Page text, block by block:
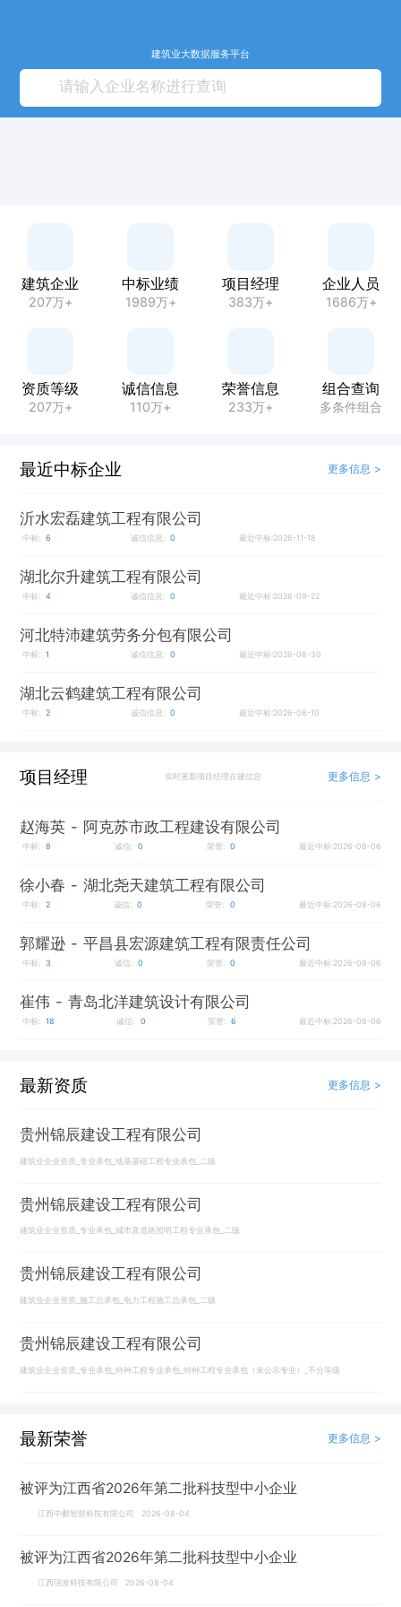
建筑业大数据服务平台
建筑企业
207万+
中标业绩
1989万+
项目经理
383万+
企业人员
1686万+
资质等级
207万+
诚信信息
110万+
荣誉信息
233万+
组合查询
多条件组合
最近中标企业 更多信息 >
沂水宏磊建筑工程有限公司
中标: 6 诚信信息: 0 最近中标:2026-11-18
湖北尔升建筑工程有限公司
中标: 4 诚信信息: 0 最近中标:2026-09-22
河北特沛建筑劳务分包有限公司
中标: 1 诚信信息: 0 最近中标:2026-08-30
湖北云鹤建筑工程有限公司
中标: 2 诚信信息: 0 最近中标:2026-08-10
项目经理 实时更新项目经理在建信息 更多信息 >
赵海英 - 阿克苏市政工程建设有限公司
中标: 8 诚信: 0 荣誉: 0 最近中标:2026-08-06
徐小春 - 湖北尧天建筑工程有限公司
中标: 2 诚信: 0 荣誉: 0 最近中标:2026-08-06
郭耀逊 - 平昌县宏源建筑工程有限责任公司
中标: 3 诚信: 0 荣誉: 0 最近中标:2026-08-06
崔伟 - 青岛北洋建筑设计有限公司
中标: 18 诚信: 0 荣誉: 6 最近中标:2026-08-06
最新资质 更多信息 >
贵州锦辰建设工程有限公司
建筑业企业资质_专业承包_地基基础工程专业承包_二级
贵州锦辰建设工程有限公司
建筑业企业资质_专业承包_城市及道路照明工程专业承包_二级
贵州锦辰建设工程有限公司
建筑业企业资质_施工总承包_电力工程施工总承包_二级
贵州锦辰建设工程有限公司
建筑业企业资质_专业承包_特种工程专业承包_特种工程专业承包（未公示专业）_不分等级
最新荣誉 更多信息 >
被评为江西省2026年第二批科技型中小企业
江西中鄱智慧科技有限公司 2026-08-04
被评为江西省2026年第二批科技型中小企业
江西强发科技有限公司 2026-08-04